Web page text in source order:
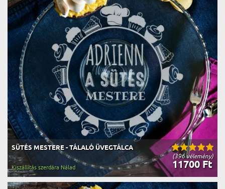
(396 vélemény)
SÜTÉS MESTERE - TÁLALÓ ÜVEGTÁLCA
11700 Ft
Kiszállítás szerdára Nálad